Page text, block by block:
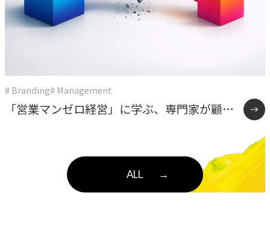
# Branding# Management
「営業マンゼロ経営」に学ぶ、専門家が顧客
ALL →